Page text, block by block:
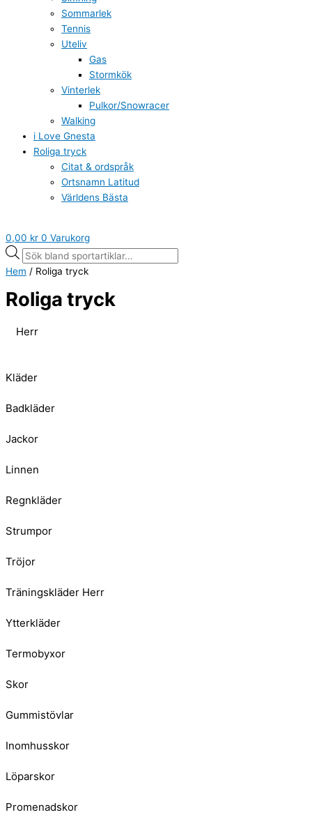
Sommarlek
Tennis
Uteliv
Gas
Stormkök
Vinterlek
Pulkor/Snowracer
Walking
i Love Gnesta
Roliga tryck
Citat & ordspråk
Ortsnamn Latitud
Världens Bästa
0,00 kr 0 Varukorg
Hem / Roliga tryck
Roliga tryck
Herr
Kläder
Badkläder
Jackor
Linnen
Regnkläder
Strumpor
Tröjor
Träningskläder Herr
Ytterkläder
Termobyxor
Skor
Gummistövlar
Inomhusskor
Löparskor
Promenadskor